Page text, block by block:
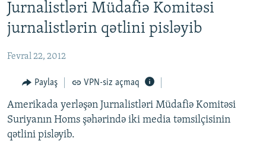
qayıt
Əsas
naviqasiyaya
qayıt
#ƏSLINDƏ
FƏRQƏ BAX
QANUNI DOĞRU
ARAŞDIRMA
Jurnalistləri Müdafiə Komitəsi
jurnalistlərin qətlini pisləyib
Fevral 22, 2012
Paylaş VPN-siz açmaq
Amerikada yerləşən Jurnalistləri Müdafiə Komitəsi
Suriyanın Homs şəhərində iki media təmsilçisinin
qətlini pisləyib.